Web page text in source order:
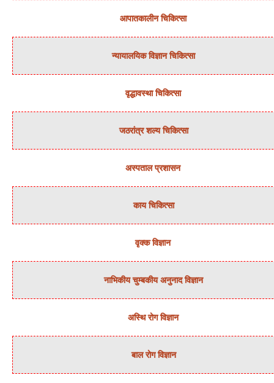
आपातकालीन चिकित्सा
न्‍यायालयिक विज्ञान चिकित्‍सा
वृद्धावस्था चिकित्सा
जठरांत्र शल्‍य चिकित्‍सा
अस्‍पताल प्रशासन
काय चिकित्‍सा
वृक्‍क विज्ञान
नाभिकीय चुम्‍बकीय अनुनाद विज्ञान
अस्थि रोग विज्ञान
बाल रोग विज्ञान